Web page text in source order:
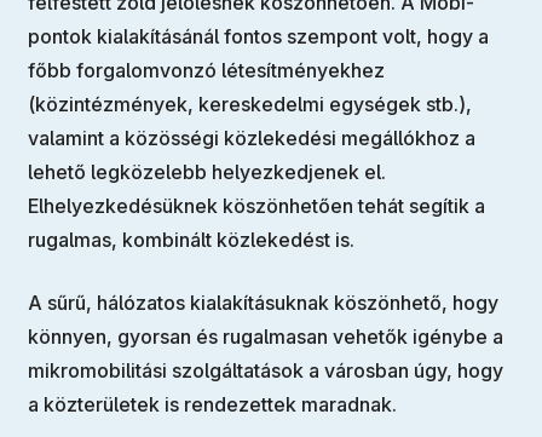
pontok kialakításánál fontos szempont volt, hogy a
főbb forgalomvonzó létesítményekhez
(közintézmények, kereskedelmi egységek stb.),
valamint a közösségi közlekedési megállókhoz a
lehető legközelebb helyezkedjenek el.
Elhelyezkedésüknek köszönhetően tehát segítik a
rugalmas, kombinált közlekedést is.
A sűrű, hálózatos kialakításuknak köszönhető, hogy
könnyen, gyorsan és rugalmasan vehetők igénybe a
mikromobilitási szolgáltatások a városban úgy, hogy
a közterületek is rendezettek maradnak.